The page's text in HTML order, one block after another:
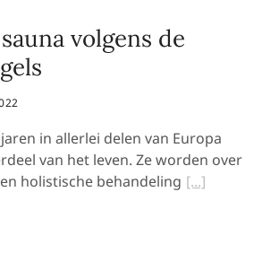
volgens de
jaren in allerlei delen van Europa
van het leven. Ze worden over
holistische behandeling